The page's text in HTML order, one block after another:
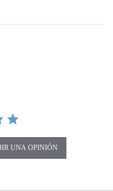
UNA OPINIÓN